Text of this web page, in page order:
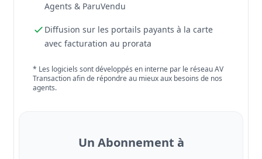
Agents & ParuVendu
Diffusion sur les portails payants à la carte
avec facturation au prorata
* Les logiciels sont développés en interne par le réseau AV
Transaction afin de répondre au mieux aux besoins de nos
agents.
Un Abonnement à